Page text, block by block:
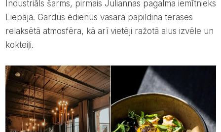
Liepājā. Gardus ēdienus vasarā papildina terases
relaksētā atmosfēra, kā arī vietēji ražotā alus izvēle un
kokteiļi.